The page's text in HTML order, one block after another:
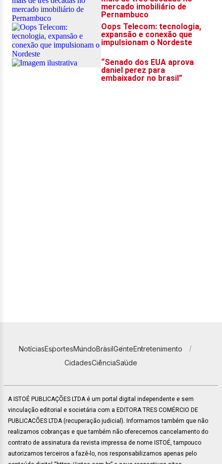
NotíciasEsportesMundoBrasilGenteEntretenimento
CidadesCiênciaSaúde
A ISTOÉ PUBLICAÇÕES LTDA é um portal digital independente e sem
vinculação editorial e societária com a EDITORA TRES COMÉRCIO DE
PUBLICACÕES LTDA (recuperação judicial). Informamos também que não
realizamos cobranças e que também não oferecemos cancelamento do
contrato de assinatura da revista impressa de nome ISTOÉ, tampouco
autorizamos terceiros a fazê-lo, nos responsabilizamos apenas pelo